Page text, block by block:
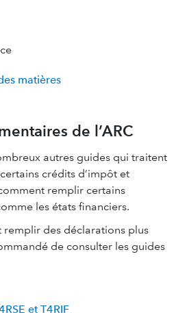
matières
de l’ARC
autres guides qui traitent
crédits d’impôt et
remplir certains
les états financiers.
remplir des déclarations plus
de consulter les guides
et T4RIF